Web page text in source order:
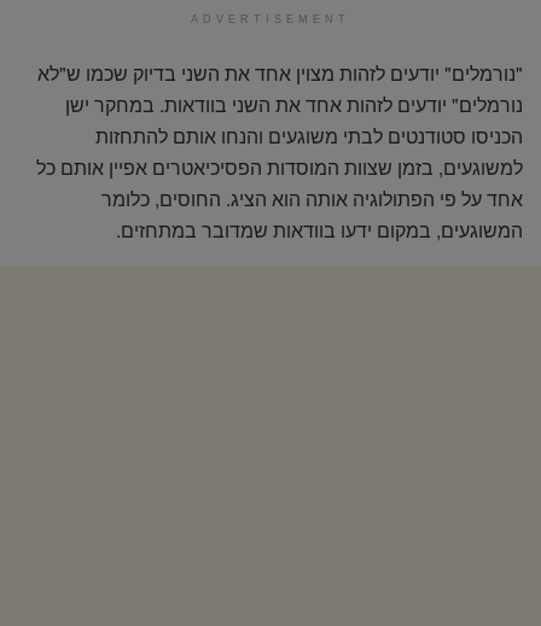
ADVERTISEMENT
"נורמלים" יודעים לזהות מצוין אחד את השני בדיוק שכמו ש"לא
נורמלים" יודעים לזהות אחד את השני בוודאות. במחקר ישן
הכניסו סטודנטים לבתי משוגעים והנחו אותם להתחזות
למשוגעים, בזמן שצוות המוסדות הפסיכיאטרים אפיין אותם כל
אחד על פי הפתולוגיה אותה הוא הציג. החוסים, כלומר
המשוגעים, במקום ידעו בוודאות שמדובר במתחזים.